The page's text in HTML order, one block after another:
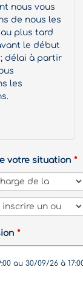
nous vous
de nous les
plus tard
le début
délai à partir
les
votre situation
au 30/09/26 à